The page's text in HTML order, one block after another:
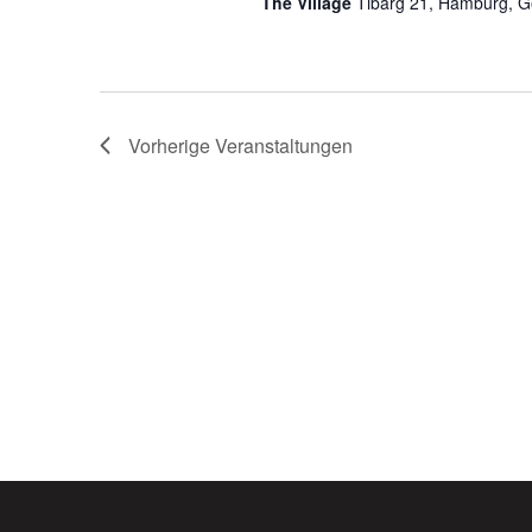
VorherigeVeranstaltungen